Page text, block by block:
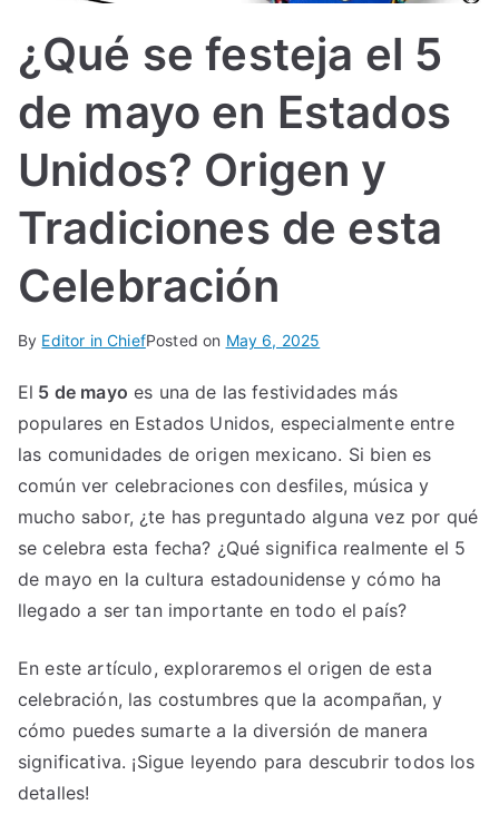
IN
TE
G
A
¿Qué se festeja el 5
de mayo en Estados
Unidos? Origen y
Tradiciones de esta
Celebración
By Editor in ChiefPosted on May 6, 2025
El 5 de mayo es una de las festividades más
populares en Estados Unidos, especialmente entre
las comunidades de origen mexicano. Si bien es
común ver celebraciones con desfiles, música y
mucho sabor, ¿te has preguntado alguna vez por qué
se celebra esta fecha? ¿Qué significa realmente el 5
de mayo en la cultura estadounidense y cómo ha
llegado a ser tan importante en todo el país?
En este artículo, exploraremos el origen de esta
celebración, las costumbres que la acompañan, y
cómo puedes sumarte a la diversión de manera
significativa. ¡Sigue leyendo para descubrir todos los
detalles!